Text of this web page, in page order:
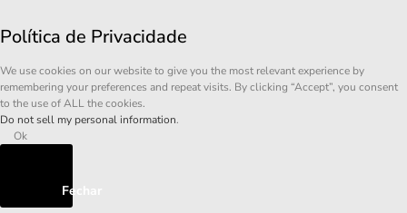
Política de Privacidade
We use cookies on our website to give you the most relevant experience by
remembering your preferences and repeat visits. By clicking “Accept”, you consent
to the use of ALL the cookies.
Do not sell my personal information.
Ok
Fechar